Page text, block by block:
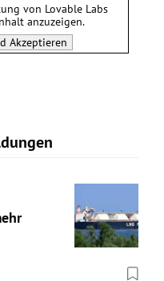
von Lovable Labs
anzuzeigen.
Akzeptieren